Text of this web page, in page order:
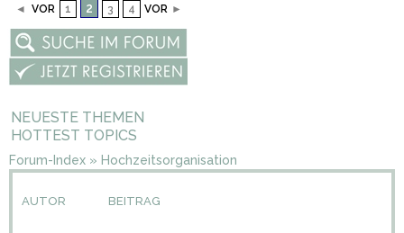
◄ VOR 1 2 3 4 VOR ►
NEUESTE THEMEN
HOTTEST TOPICS
Forum-Index » Hochzeitsorganisation
AUTOR BEITRAG